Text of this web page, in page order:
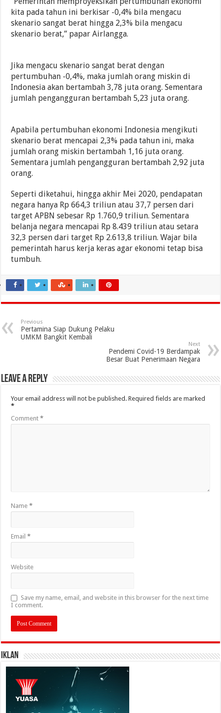
kita pada tahun ini berkisar -0,4% bila mengacu
skenario sangat berat hingga 2,3% bila mengacu
skenario berat,” papar Airlangga.
Jika mengacu skenario sangat berat dengan
pertumbuhan -0,4%, maka jumlah orang miskin di
Indonesia akan bertambah 3,78 juta orang. Sementara
jumlah pengangguran bertambah 5,23 juta orang.
Apabila pertumbuhan ekonomi Indonesia mengikuti
skenario berat mencapai 2,3% pada tahun ini, maka
jumlah orang miskin bertambah 1,16 juta orang.
Sementara jumlah pengangguran bertambah 2,92 juta
orang.
Seperti diketahui, hingga akhir Mei 2020, pendapatan
negara hanya Rp 664,3 triliun atau 37,7 persen dari
target APBN sebesar Rp 1.760,9 triliun. Sementara
belanja negara mencapai Rp 8.439 triliun atau setara
32,3 persen dari target Rp 2.613,8 triliun. Wajar bila
pemerintah harus kerja keras agar ekonomi tetap bisa
tumbuh.
Previous
Pertamina Siap Dukung Pelaku
UMKM Bangkit Kembali
Next
Pendemi Covid-19 Berdampak
Besar Buat Penerimaan Negara
Leave a Reply
Your email address will not be published. Required fields are marked
*
Comment*
Name*
Email*
Website
Save my name, email, and website in this browser for the next time
I comment.
IKLAN